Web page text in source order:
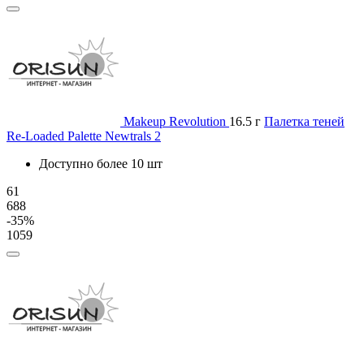
Makeup Revolution 16.5 г Палетка теней
Re-Loaded Palette Newtrals 2
Доступно более 10 шт
61
688
-35%
1059